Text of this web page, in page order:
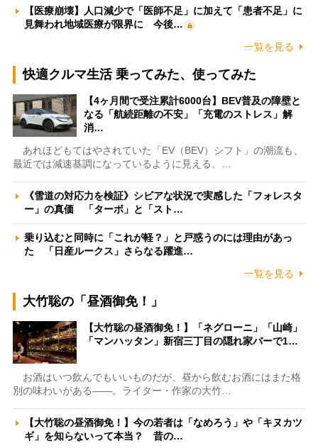
【医療崩壊】人口減少で「医師不足」に加えて「患者不足」に
見舞われ地域医療が限界に 今後…
一覧を見る
快適クルマ生活 乗ってみた、使ってみた
【4ヶ月間で受注累計6000台】BEV普及の障壁と
なる「航続距離の不安」「充電のストレス」解
消…
あれほどもてはやされていた「EV（BEV）シフト」の潮流も、
最近では減速基調になっているように見える。…
《雪道の対応力を検証》シビアな状況で実感した「フォレスタ
ー」の真価 「ターボ」と「スト…
乗り込むと同時に「これが軽？」と戸惑うのには理由があっ
た 「日産ルークス」さらなる躍進…
一覧を見る
大竹聡の「昼酒御免！」
【大竹聡の昼酒御免！】「ネグローニ」「山崎」
「マンハッタン」新宿三丁目の隠れ家バーで1…
お酒はいつ飲んでもいいものだが、昼から飲むお酒にはまた格
別の味わいがある――。ライター・作家の大竹…
【大竹聡の昼酒御免！】今の若者は「なめろう」や「キヌカツ
ギ」を知らないって本当？ 昔の…